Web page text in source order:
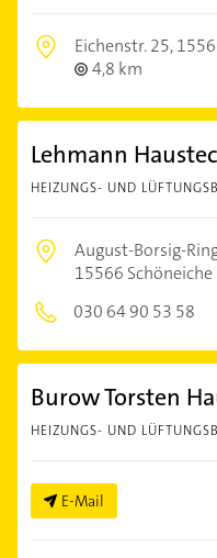
Eichenstr. 25,
4,8 km
Lehmann
HEIZUNGS- UND
August-Borsig-
15566
030 64 90 53 58
Burow Torsten
HEIZUNGS- UND
E-Mail